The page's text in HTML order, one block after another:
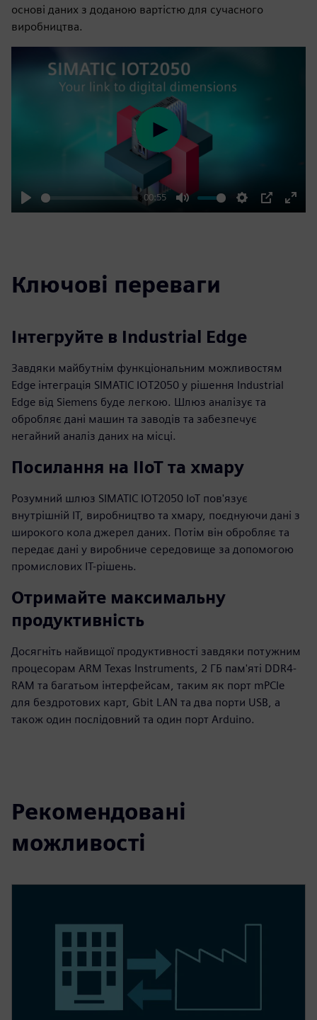
основі даних з доданою вартістю для сучасного
виробництва.
Play
00:55
Mute Settings
PIP
Enter
Play
Ключові переваги
Інтегруйте в Industrial Edge
Завдяки майбутнім функціональним можливостям
Edge інтеграція SIMATIC IOT2050 у рішення Industrial
Edge від Siemens буде легкою. Шлюз аналізує та
обробляє дані машин та заводів та забезпечує
негайний аналіз даних на місці.
Посилання на IIoT та хмару
Розумний шлюз SIMATIC IOT2050 IoT пов'язує
внутрішній ІТ, виробництво та хмару, поєднуючи дані з
широкого кола джерел даних. Потім він обробляє та
передає дані у виробниче середовище за допомогою
промислових ІТ-рішень.
Отримайте максимальну
продуктивність
Досягніть найвищої продуктивності завдяки потужним
процесорам ARM Texas Instruments, 2 ГБ пам'яті DDR4-
RAM та багатьом інтерфейсам, таким як порт mPCIe
для бездротових карт, Gbit LAN та два порти USB, а
також один послідовний та один порт Arduino.
Рекомендовані
можливості